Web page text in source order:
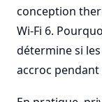
conception
Wi-Fi 6.
détermine si
accroc pendant